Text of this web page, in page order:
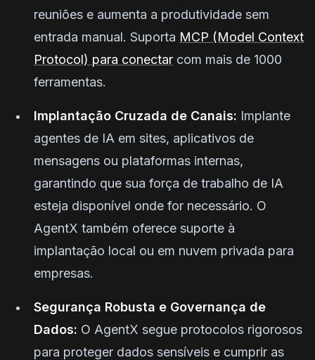
reuniões e aumenta a produtividade sem
entrada manual. Suporta MCP (Model Context
Protocol) para conectar com mais de 1000
ferramentas.
Implantação Cruzada de Canais: Implante
agentes de IA em sites, aplicativos de
mensagens ou plataformas internas,
garantindo que sua força de trabalho de IA
esteja disponível onde for necessário. O
AgentX também oferece suporte à
implantação local ou em nuvem privada para
empresas.
Segurança Robusta e Governança de
Dados: O AgentX segue protocolos rigorosos
para proteger dados sensíveis e cumprir as